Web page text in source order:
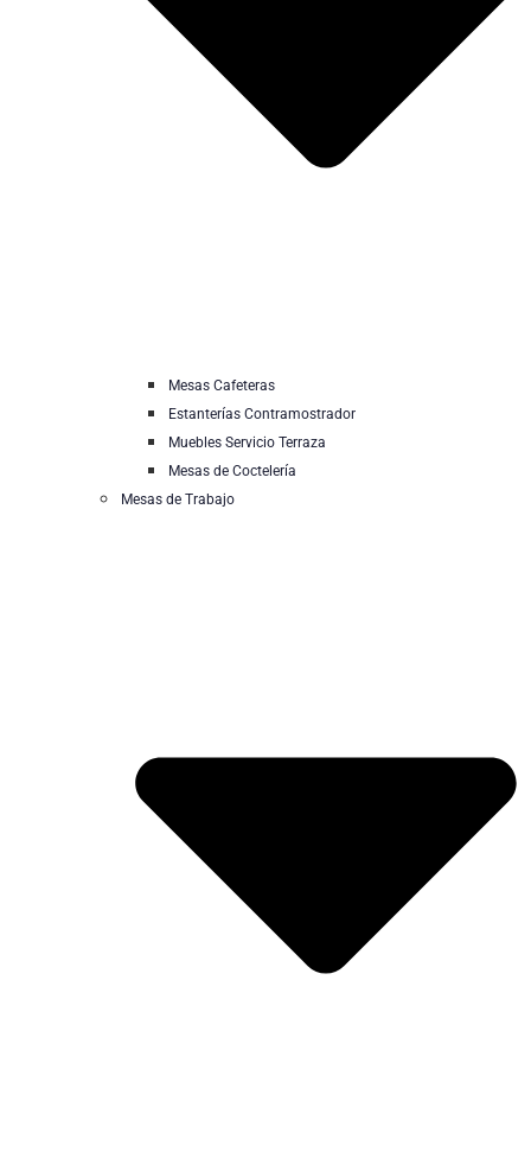
Mesas Cafeteras
Estanterías Contramostrador
Muebles Servicio Terraza
Mesas de Coctelería
Mesas de Trabajo